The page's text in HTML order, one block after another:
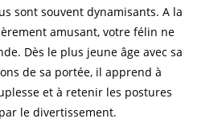
sont souvent dynamisants. A la
amusant, votre félin ne
Dès le plus jeune âge avec sa
de sa portée, il apprend à
et à retenir les postures
le divertissement.